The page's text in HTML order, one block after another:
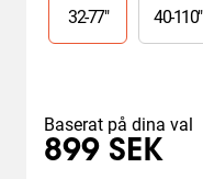
32-77" 40-110"
Baserat på dina val
899 SEK